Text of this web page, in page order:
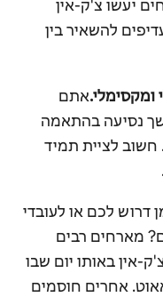
יעשו צ'ק-אין
להשאיר בין
ומקסימלי.אתם
נסיעה בהתאמה
חשוב לציית תמיד
דרוש לכם או לעובדי
מארחים רבים
אין באותו יום שבו
אחרים חוסמים